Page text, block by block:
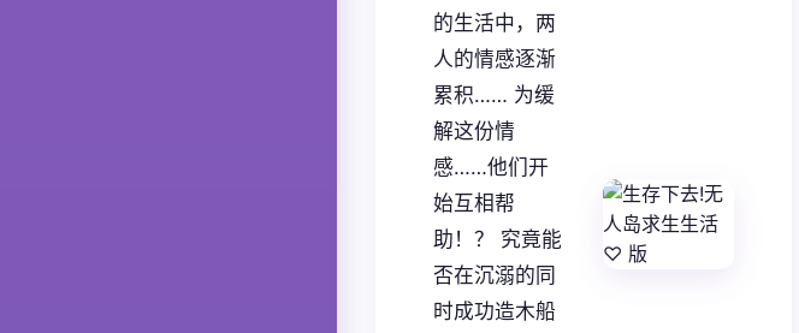
的生活中，两
人的情感逐渐
累积…… 为缓
解这份情
感……他们开
始互相帮
助！？ 究竟能
否在沉溺的同
时成功造木船